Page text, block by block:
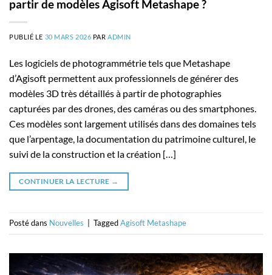
partir de modèles Agisoft Metashape ?
PUBLIÉ LE 30 MARS 2026 PARADMIN
Les logiciels de photogrammétrie tels que Metashape
d’Agisoft permettent aux professionnels de générer des
modèles 3D très détaillés à partir de photographies
capturées par des drones, des caméras ou des smartphones.
Ces modèles sont largement utilisés dans des domaines tels
que l’arpentage, la documentation du patrimoine culturel, le
suivi de la construction et la création […]
CONTINUER LA LECTURE →
Posté dans Nouvelles TaggedAgisoft Metashape